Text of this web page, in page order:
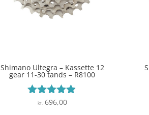
Shimano Ultegra – Kassette 12
gear 11-30 tands – R8100
Vurderet
kr. 696,00